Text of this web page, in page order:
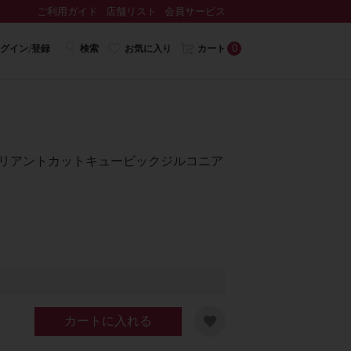
ご利用ガイド 店舗リスト 会員サービス
イン/登録 検索 お気に入り カート 0
アントカットキュービックジルコニア
カートに入れる